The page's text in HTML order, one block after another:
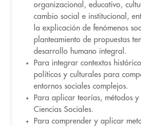
organizacional, educativo,
cambio social e institucional,
la explicación de fenómenos
planteamiento de propuestas
desarrollo humano integral.
Para integrar contextos
políticos y culturales para
entornos sociales complejos.
Para aplicar teorías, métodos y
Ciencias Sociales.
Para comprender y aplicar